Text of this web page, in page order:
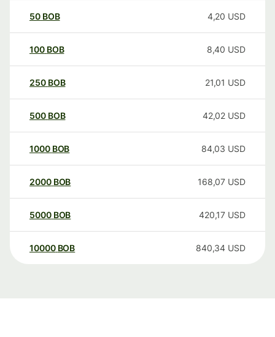
50 BOB 4,20 USD
100 BOB 8,40 USD
250 BOB 21,01 USD
500 BOB 42,02 USD
1000 BOB 84,03 USD
2000 BOB 168,07 USD
5000 BOB 420,17 USD
10000 BOB 840,34 USD